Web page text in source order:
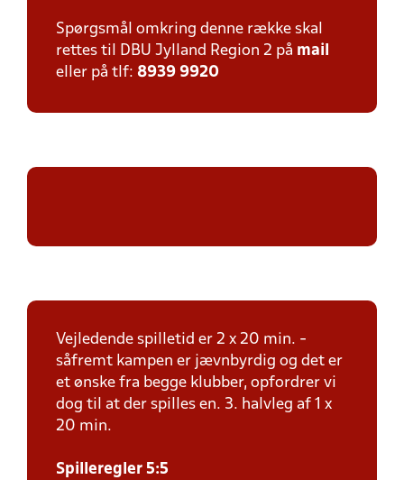
Spørgsmål omkring denne række skal
rettes til DBU Jylland Region 2 på mail
eller på tlf: 8939 9920
Vejledende spilletid er 2 x 20 min. -
såfremt kampen er jævnbyrdig og det er
et ønske fra begge klubber, opfordrer vi
dog til at der spilles en. 3. halvleg af 1 x
20 min.
Spilleregler 5:5